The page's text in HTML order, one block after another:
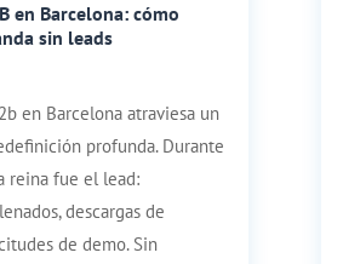
en Barcelona: cómo
sin leads
en Barcelona atraviesa un
profunda. Durante
reina fue el lead:
descargas de
de demo. Sin